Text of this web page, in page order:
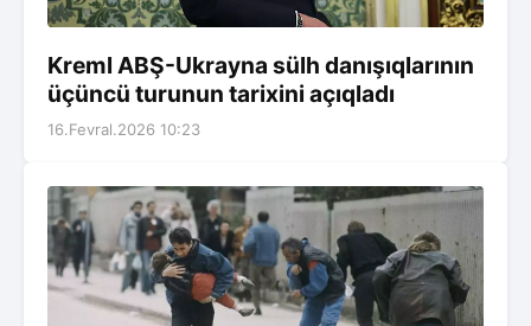
Kreml ABŞ-Ukrayna sülh danışıqlarının
üçüncü turunun tarixini açıqladı
16.Fevral.2026 10:23